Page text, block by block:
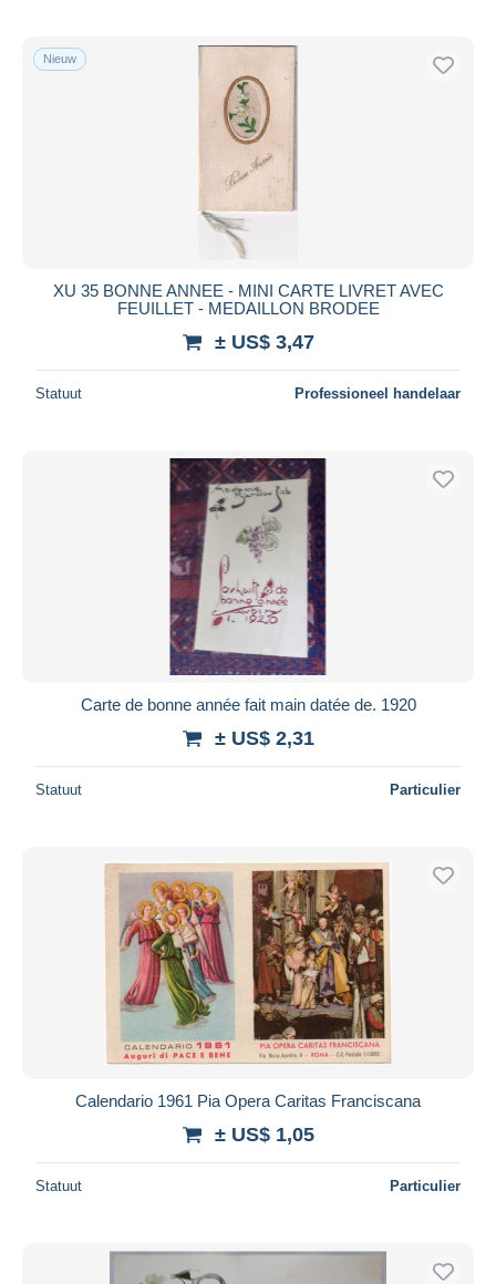
Nieuw
XU 35 BONNE ANNEE - MINI CARTE LIVRET AVEC
FEUILLET - MEDAILLON BRODEE
± US$ 3,47
Statuut Professioneel handelaar
Carte de bonne année fait main datée de. 1920
± US$ 2,31
Statuut Particulier
Calendario 1961 Pia Opera Caritas Franciscana
± US$ 1,05
Statuut Particulier